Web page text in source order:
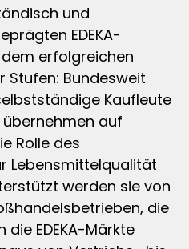
und
EDEKA-
erfolgreichen
Stufen: Bundesweit
Kaufleute
übernehmen auf
Rolle des
Lebensmittelqualität
werden sie von
die
EDEKA-Märkte